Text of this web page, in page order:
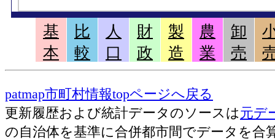
基
本
比
較
人
口
財
政
製
造
農
業
卸
売
patmap市町村情報topページへ戻る
更新履歴および統計データのソースは元デ
の自治体を基準に合併都市間でデータを合